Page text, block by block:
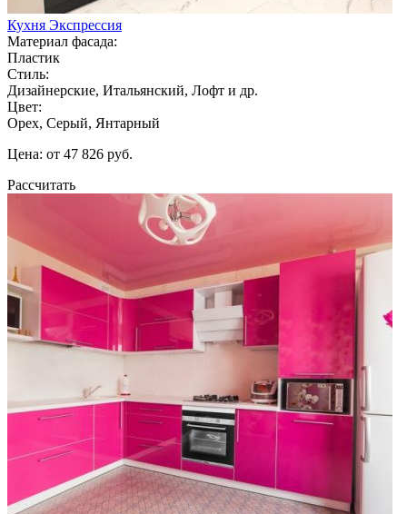
Кухня Экспрессия
Материал фасада:
Пластик
Стиль:
Дизайнерские, Итальянский, Лофт и др.
Цвет:
Орех, Серый, Янтарный
Цена: от 47 826 руб.
Рассчитать